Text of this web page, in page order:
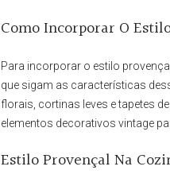
Como Incorporar O
Para incorporar o estilo
que sigam as características
florais, cortinas leves e tapetes
elementos decorativos vintage
Estilo Provençal Na